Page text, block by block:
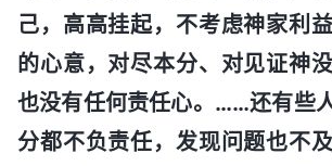
己，高高挂起，不考虑神家利
的心意，对尽本分、对见证神没
也没有任何责任心。……还有些
分都不负责任，发现问题也不及